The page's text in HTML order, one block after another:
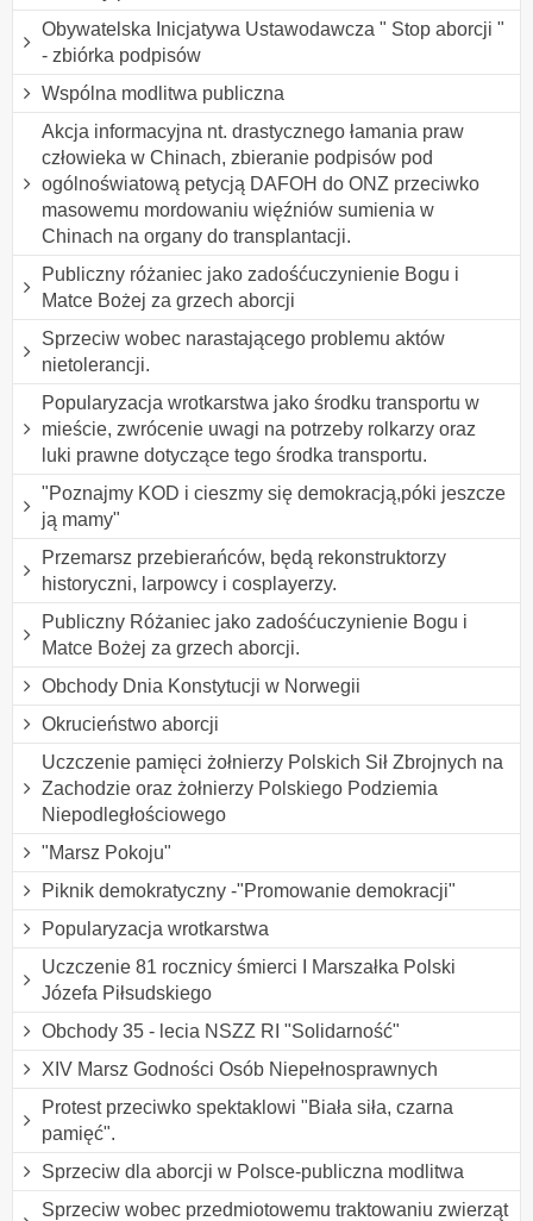
Obywatelska Inicjatywa Ustawodawcza " Stop aborcji "
- zbiórka podpisów
Wspólna modlitwa publiczna
Akcja informacyjna nt. drastycznego łamania praw
człowieka w Chinach, zbieranie podpisów pod
ogólnoświatową petycją DAFOH do ONZ przeciwko
masowemu mordowaniu więźniów sumienia w
Chinach na organy do transplantacji.
Publiczny różaniec jako zadośćuczynienie Bogu i
Matce Bożej za grzech aborcji
Sprzeciw wobec narastającego problemu aktów
nietolerancji.
Popularyzacja wrotkarstwa jako środku transportu w
mieście, zwrócenie uwagi na potrzeby rolkarzy oraz
luki prawne dotyczące tego środka transportu.
"Poznajmy KOD i cieszmy się demokracją,póki jeszcze
ją mamy"
Przemarsz przebierańców, będą rekonstruktorzy
historyczni, larpowcy i cosplayerzy.
Publiczny Różaniec jako zadośćuczynienie Bogu i
Matce Bożej za grzech aborcji.
Obchody Dnia Konstytucji w Norwegii
Okrucieństwo aborcji
Uczczenie pamięci żołnierzy Polskich Sił Zbrojnych na
Zachodzie oraz żołnierzy Polskiego Podziemia
Niepodległościowego
"Marsz Pokoju"
Piknik demokratyczny -"Promowanie demokracji"
Popularyzacja wrotkarstwa
Uczczenie 81 rocznicy śmierci I Marszałka Polski
Józefa Piłsudskiego
Obchody 35 - lecia NSZZ RI "Solidarność"
XIV Marsz Godności Osób Niepełnosprawnych
Protest przeciwko spektaklowi "Biała siła, czarna
pamięć".
Sprzeciw dla aborcji w Polsce-publiczna modlitwa
Sprzeciw wobec przedmiotowemu traktowaniu zwierząt